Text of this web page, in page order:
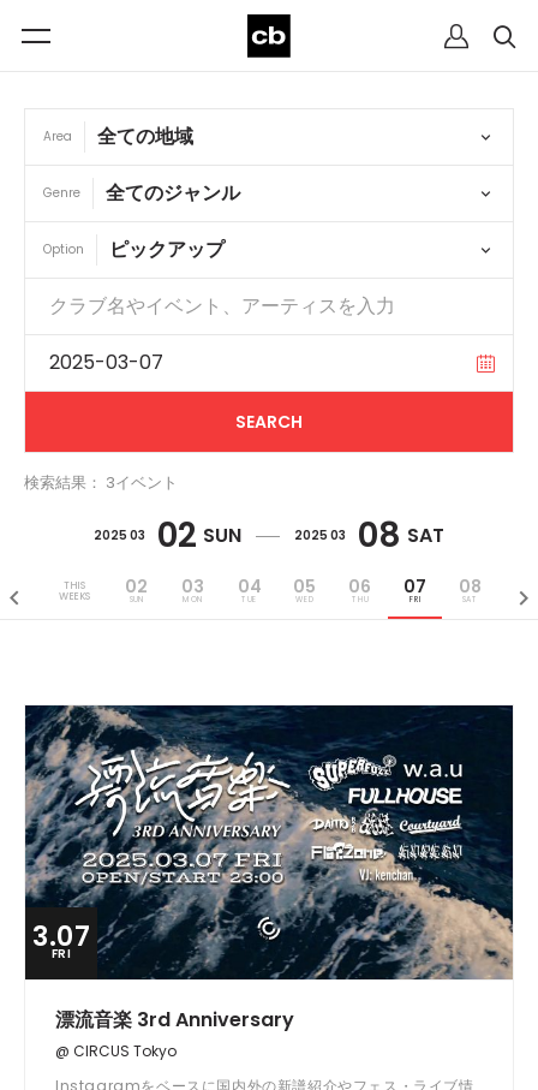
Area
Genre
Option
検索結果： 3イベント
2025 03 02 SUN 2025 03 08 SAT
THIS
WEEKS
02
SUN
03
MON
04
TUE
05
WED
06
THU
07
FRI
08
SAT
3.07
FRI
漂流音楽 3rd Anniversary
@ CIRCUS Tokyo